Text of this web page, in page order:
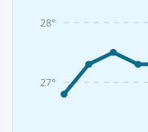
27°
28°